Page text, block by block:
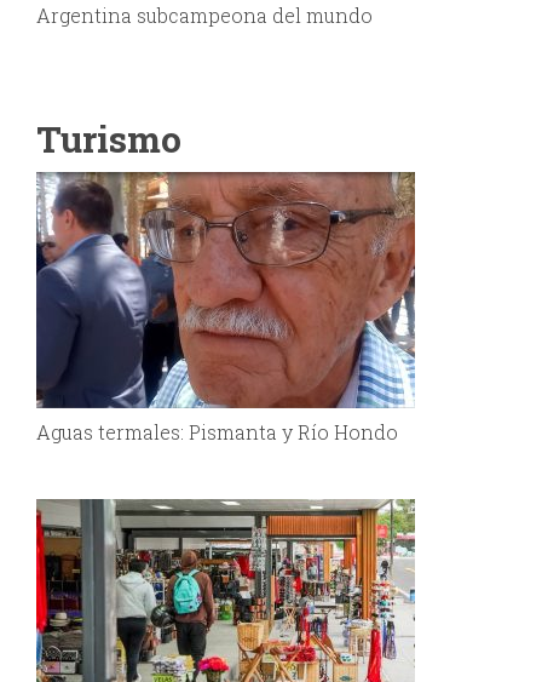
Argentina subcampeona del mundo
Turismo
Aguas termales: Pismanta y Río Hondo